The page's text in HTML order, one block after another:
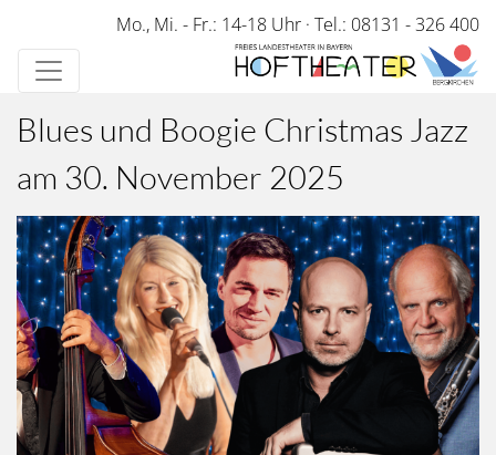
Direkt
zum
Inhalt
Mo., Mi. - Fr.: 14-18 Uhr · Tel.: 08131 - 326 400
Blues und Boogie Christmas Jazz
am 30. November 2025